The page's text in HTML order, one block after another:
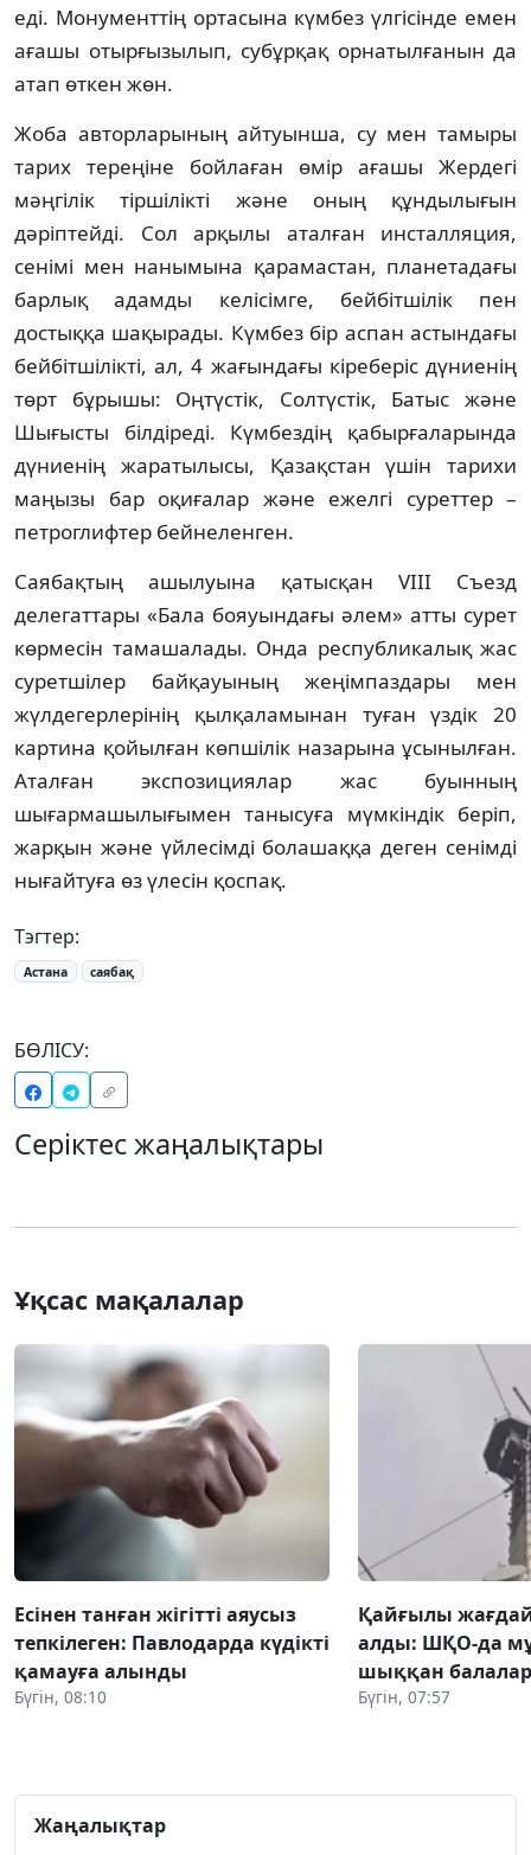
еді. Монументтің ортасына күмбез үлгісінде емен
ағашы отырғызылып, субұрқақ орнатылғанын да
атап өткен жөн.
Жоба авторларының айтуынша, су мен тамыры
тарих тереңіне бойлаған өмір ағашы Жердегі
мәңгілік тіршілікті және оның құндылығын
дәріптейді. Сол арқылы аталған инсталляция,
сенімі мен нанымына қарамастан, планетадағы
барлық адамды келісімге, бейбітшілік пен
достыққа шақырады. Күмбез бір аспан астындағы
бейбітшілікті, ал, 4 жағындағы кіреберіс дүниенің
төрт бұрышы: Оңтүстік, Солтүстік, Батыс және
Шығысты білдіреді. Күмбездің қабырғаларында
дүниенің жаратылысы, Қазақстан үшін тарихи
маңызы бар оқиғалар және ежелгі суреттер –
петроглифтер бейнеленген.
Саябақтың ашылуына қатысқан VIII Съезд
делегаттары «Бала бояуындағы әлем» атты сурет
көрмесін тамашалады. Онда республикалық жас
суретшілер байқауының жеңімпаздары мен
жүлдегерлерінің қылқаламынан туған үздік 20
картина қойылған көпшілік назарына ұсынылған.
Аталған экспозициялар жас буынның
шығармашылығымен танысуға мүмкіндік беріп,
жарқын және үйлесімді болашаққа деген сенімді
нығайтуға өз үлесін қоспақ.
Тэгтер:
Астана саябақ
БӨЛІСУ:
Серіктес жаңалықтары
Ұқсас мақалалар
Есінен танған жігітті аяусыз
тепкілеген: Павлодарда күдікті
қамауға алынды
Бүгін, 08:10
Қайғылы
алды: ШҚО-да
шыққан
Бүгін, 07:57
Жаңалықтар